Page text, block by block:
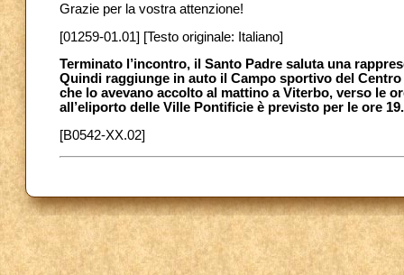
Grazie per la vostra attenzione!
[01259-01.01] [Testo originale: Italiano]
Terminato l’incontro, il Santo Padre saluta una
Quindi raggiunge in auto il Campo sportivo del
che lo avevano accolto al mattino a Viterbo, verso le
all’eliporto delle Ville Pontificie è previsto per le ore
[B0542-XX.02]